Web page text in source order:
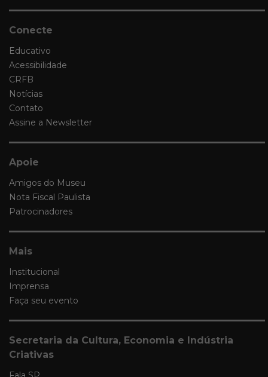
Conecte
Educativo
Acessibilidade
CRFB
Notícias
Contato
Assine a Newsletter
Apoie
Amigos do Museu
Nota Fiscal Paulista
Patrocinadores
Mais
Institucional
Imprensa
Faça seu evento
Secretaria da Cultura, Economia e Indústria
Criativas